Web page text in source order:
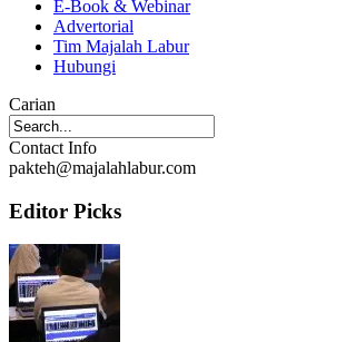
E-Book & Webinar
Advertorial
Tim Majalah Labur
Hubungi
Carian
Contact Info
pakteh@majalahlabur.com
Editor Picks